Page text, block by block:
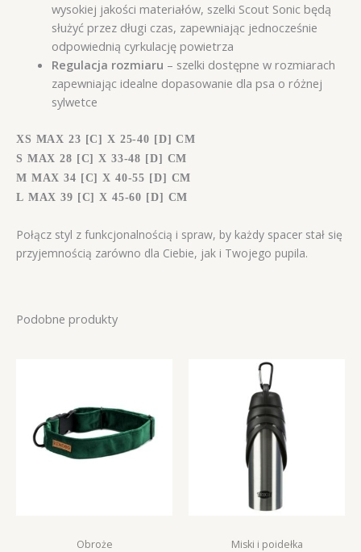
wysokiej jakości materiałów, szelki Scout Sonic będą
służyć przez długi czas, zapewniając jednocześnie
odpowiednią cyrkulację powietrza
Regulacja rozmiaru – szelki dostępne w rozmiarach
zapewniając idealne dopasowanie dla psa o różnej
sylwetce
XS MAX 23 [C] X 25-40 [D] CM
S MAX 28 [C] X 33-48 [D] CM
M MAX 34 [C] X 40-55 [D] CM
L MAX 39 [C] X 45-60 [D] CM
Połącz styl z funkcjonalnością i spraw, by każdy spacer stał się
przyjemnością zarówno dla Ciebie, jak i Twojego pupila.
Podobne produkty
Obroże Miski i poidełka